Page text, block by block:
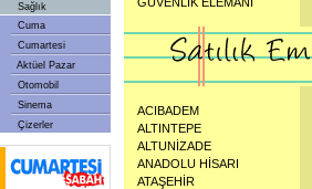
Sağlık
Cuma
Cumartesi
Aktüel Pazar
Otomobil
Sinema
Çizerler
ACIBADEM
ALTINTEPE
ALTUNİZADE
ANADOLU HİSARI
ATAŞEHİR